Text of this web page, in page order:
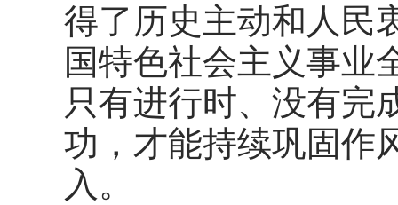
得了历史主动和人民
国特色社会主义事业
只有进行时、没有完
功，才能持续巩固作
入。